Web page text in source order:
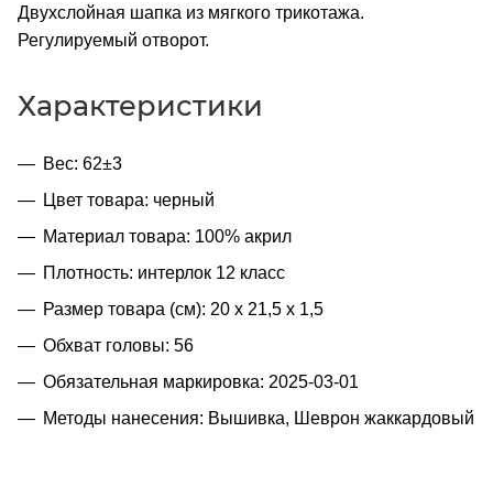
Двухслойная шапка из мягкого трикотажа.
Регулируемый отворот.
Характеристики
Вес: 62±3
Цвет товара: черный
Материал товара: 100% акрил
Плотность: интерлок 12 класс
Размер товара (см): 20 х 21,5 х 1,5
Обхват головы: 56
Обязательная маркировка: 2025-03-01
Методы нанесения: Вышивка, Шеврон жаккардовый